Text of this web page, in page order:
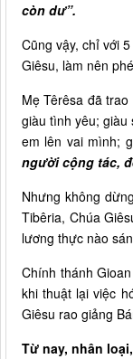
còn dư”.
Cũng vậy, chỉ với
Giêsu, làm nên
Mẹ Têrêsa đã
giàu tình yêu;
em lên vai mình;
người cộng tác,
Nhưng không
Tibêria, Chúa
lương thực nào
Chính thánh
khi thuật lại việc
Giêsu rao giảng
Từ nay, nhân loại,